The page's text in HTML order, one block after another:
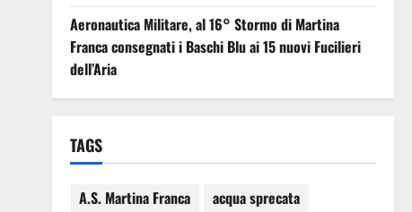
Aeronautica Militare, al 16° Stormo di Martina
Franca consegnati i Baschi Blu ai 15 nuovi Fucilieri
dell’Aria
TAGS
A.S. Martina Franca
acqua sprecata